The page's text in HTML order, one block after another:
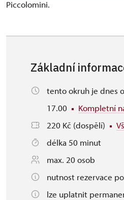
Piccolomini.
Základní
tento okruh je dnes
17.00
Kompletní
220 Kč (dospělí)
délka 50 minut
max. 20 osob
nutnost rezervace
lze uplatnit